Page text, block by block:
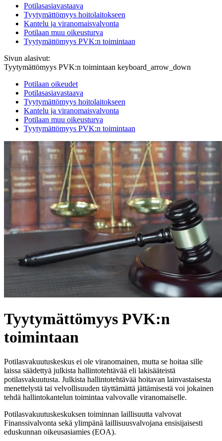
Potilasasiavastaava
Tyytymättömyys hoitolaitokseen
Kantelu ja viranomaisvalvonta
Potilaan muu oikeusturva
Tyytymättömyys PVK:n toimintaan
Sivun alasivut:
Tyytymättömyys PVK:n toimintaan keyboard_arrow_down
Potilaan oikeudet
Potilasasiavastaava
Tyytymättömyys hoitolaitokseen
Kantelu ja viranomaisvalvonta
Potilaan muu oikeusturva
Tyytymättömyys PVK:n toimintaan
Tyytymättömyys PVK:n
toimintaan
Potilasvakuutuskeskus ei ole viranomainen, mutta se hoitaa sille
laissa säädettyä julkista hallintotehtävää eli lakisääteistä
potilasvakuutusta. Julkista hallintotehtävää hoitavan lainvastaisesta
menettelystä tai velvollisuuden täyttämättä jättämisestä voi jokainen
tehdä hallintokantelun toimintaa valvovalle viranomaiselle.
Potilasvakuutuskeskuksen toiminnan laillisuutta valvovat
Finanssivalvonta sekä ylimpänä laillisuusvalvojana ensisijaisesti
eduskunnan oikeusasiamies (EOA).